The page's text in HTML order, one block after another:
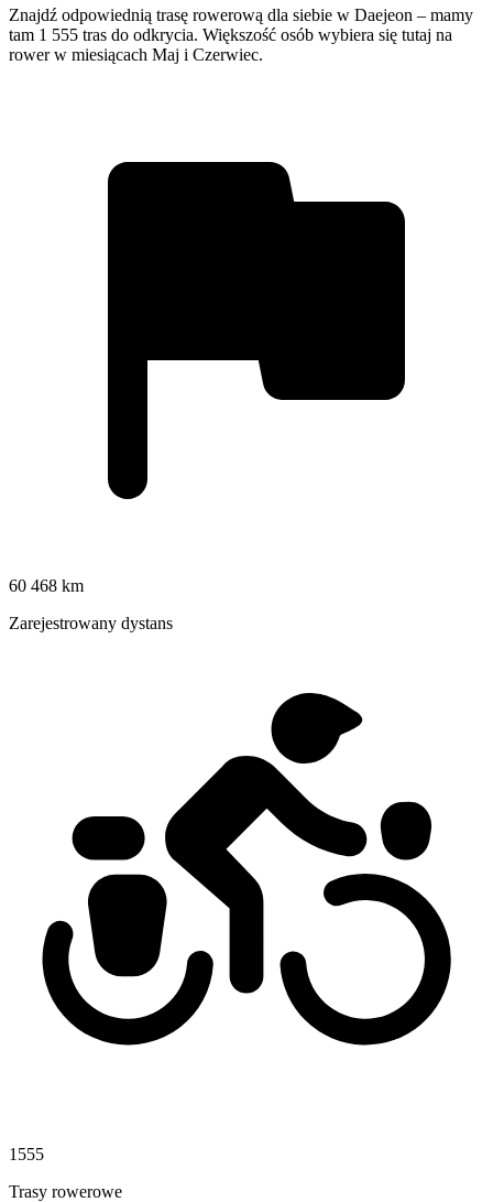
Znajdź odpowiednią trasę rowerową dla siebie w Daejeon – mamy
tam 1 555 tras do odkrycia. Większość osób wybiera się tutaj na
rower w miesiącach Maj i Czerwiec.
60 468 km
Zarejestrowany dystans
1555
Trasy rowerowe